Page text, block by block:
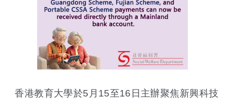
香港教育大學於5月15至16日主辦聚焦新興科技